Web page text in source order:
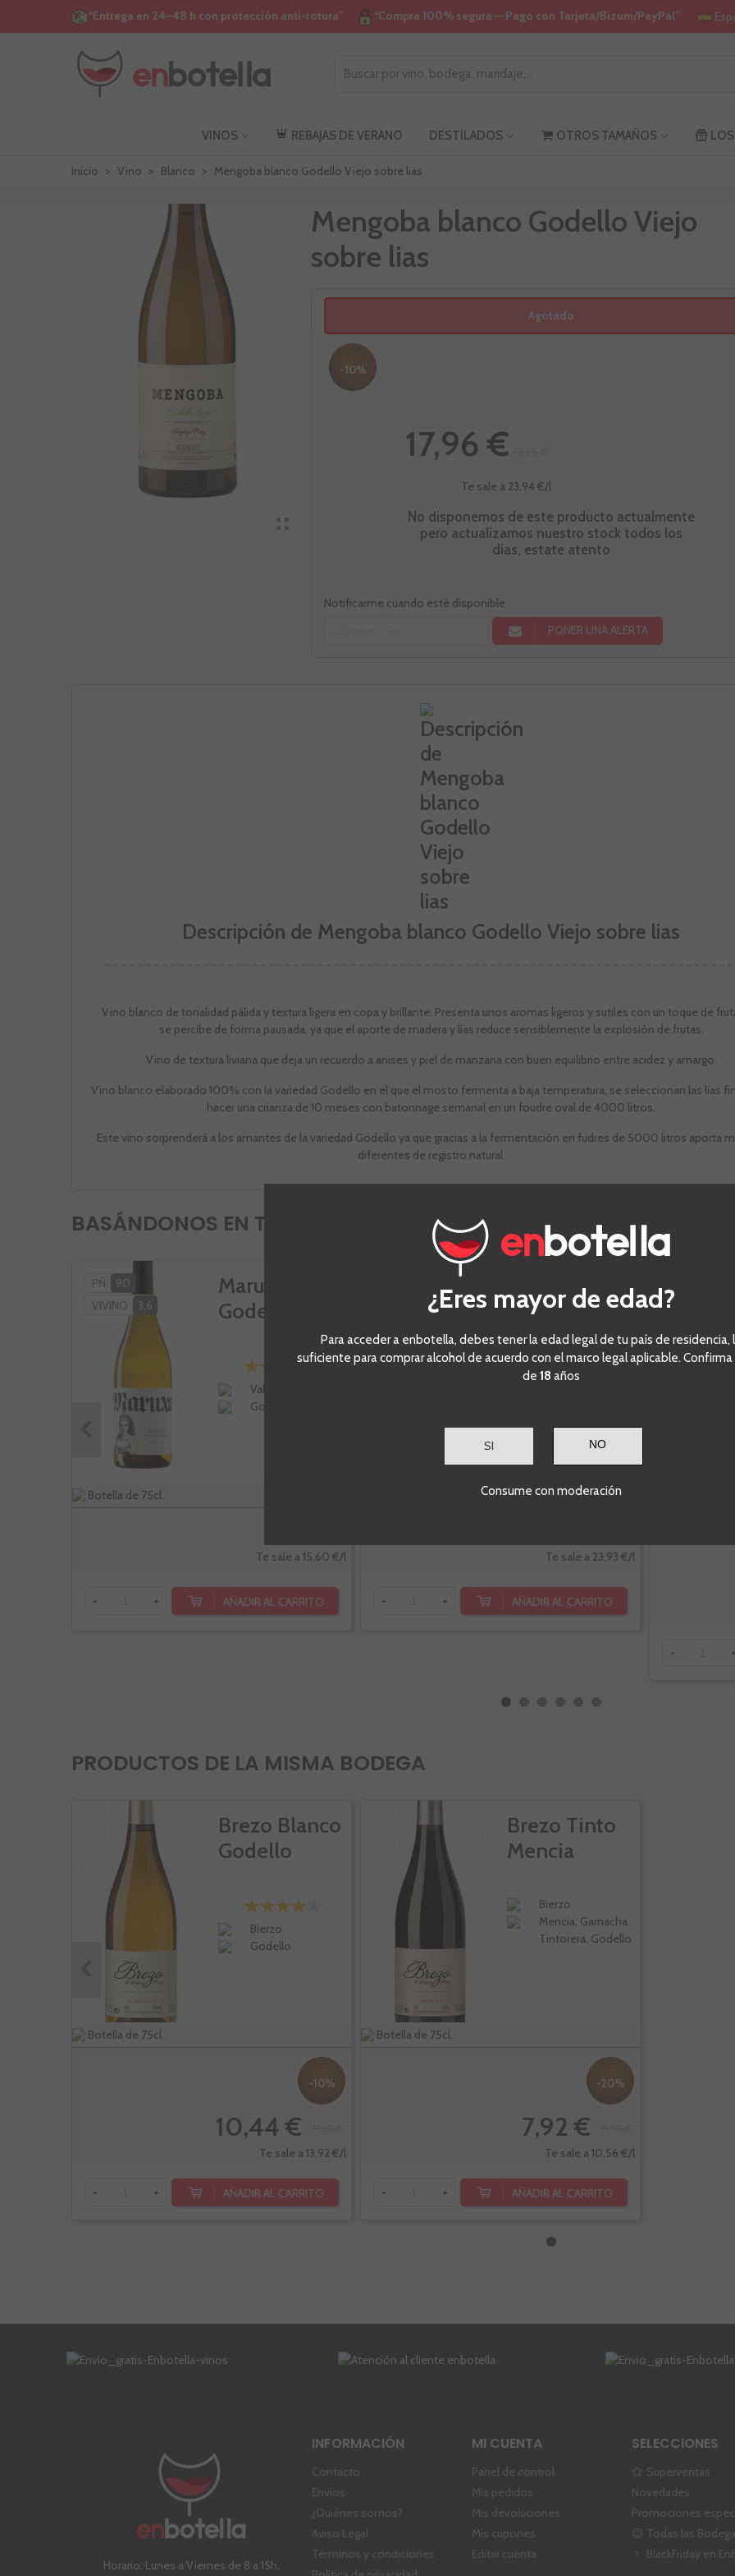
“Entrega en 24–48 h con protección anti-rotura” “Compra 100% segura — Pago con Tarjeta/Bizum/PayPal”
VINOS REBAJAS DE VERANO DESTILADOS OTROS TAMAÑOS
Inicio > Vino > Blanco > Mengoba blanco Godello Viejo sobre lias
Mengoba blanco Godello Viejo
sobre lias
Agotado
-10%
17,96 €
Te sale a 23,94 €/l
No disponemos de este producto actualmente
pero actualizamos nuestro stock todos los
días, estate atento
Notificarme cuando esté disponible
PONER UNA ALERTA
Descripción de Mengoba blanco Godello Viejo sobre lias
Vino blanco de tonalidad pálida y textura ligera en copa y brillante. Presenta unos aromas ligeros y sutiles con un toque de
se percibe de forma pausada, ya que el aporte de madera y lías reduce sensiblemente la explosión de frutas.
Vino de textura liviana que deja un recuerdo a anises y piel de manzana con buen equilibrio entre acidez y amargo.
Vino blanco elaborado 100% con la variedad Godello en el que el mosto fermenta a baja temperatura, se seleccionan las lías
hacer una crianza de 10 meses con batonnage semanal en un foudre oval de 4000 litros.
Este vino sorprenderá a los amantes de la variedad Godello ya que gracias a la fermentación en fudres de 5000 litros aporta
diferentes de registro natural.
BASÁNDONOS EN TU CESTA, OTROS CLIENTES COMPRARON:
PÑ
90
VIVINO
3,6
Maruxa
Godello
Valdeorras
Godello
Botella de 75cl.
Te sale a 15,60 €/l
- + AÑADIR AL CARRITO
Antidoto
Te sale a 23,93 €/l
- + AÑADIR AL CARRITO
- +
PRODUCTOS DE LA MISMA BODEGA
Brezo Blanco
Godello
Bierzo
Godello
Botella de 75cl.
-10%
10,44 €
Te sale a 13,92 €/l
- + AÑADIR AL CARRITO
Brezo Tinto
Mencia
Bierzo
Mencia, Garnacha
Tintorera, Godello
Botella de 75cl.
-20%
7,92 €
Te sale a 10,56 €/l
- + AÑADIR AL CARRITO
Horario: Lunes a Viernes de 8 a 15h.
INFORMACIÓN
Contacto
Envíos
¿Quiénes somos?
Aviso Legal
Términos y condiciones
MI CUENTA
Panel de control
Mis pedidos
Mis devoluciones
Mis cupones
Editar cuenta
SELECCIONES
Superventas
Novedades
Promociones
Todas las
BlackFriday en
¿Eres mayor de edad?
Para acceder a enbotella, debes tener la edad legal de tu país de residencia,
suficiente para comprar alcohol de acuerdo con el marco legal aplicable.
de18 años
SI
Consume con moderación